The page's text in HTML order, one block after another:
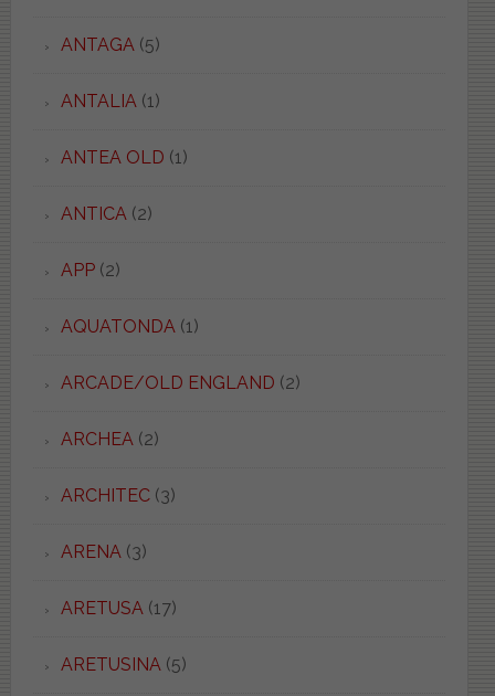
ANTAGA(5)
ANTALIA(1)
ANTEA OLD (1)
ANTICA(2)
APP(2)
AQUATONDA(1)
ARCADE/OLD ENGLAND (2)
ARCHEA(2)
ARCHITEC(3)
ARENA(3)
ARETUSA(17)
ARETUSINA(5)